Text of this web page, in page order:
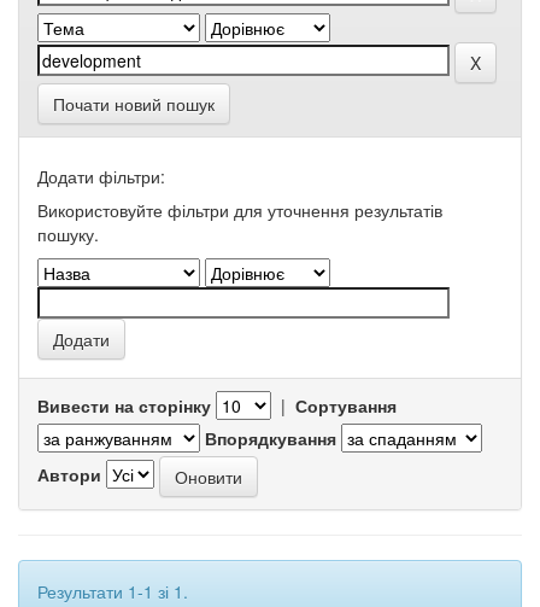
Почати новий пошук
Додати фільтри:
Використовуйте фільтри для уточнення результатів
пошуку.
Вивести на сторінку | Сортування
Впорядкування
Автори
Результати 1-1 зі 1.